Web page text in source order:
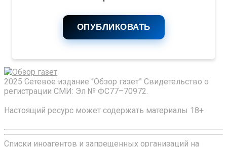
ОПУБЛИКОВАТЬ
2025 Сетевое издание “Обзор газет” Свидетельство о
регистрации СМИ: Эл № ФС77–70972.
Настоящий ресурс может содержать материалы 18+
Списки иноагентов и запрещенных организаций на